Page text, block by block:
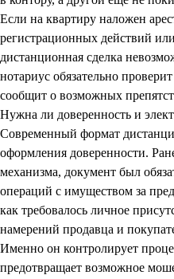
Если на квартиру наложен
регистрационных действий
дистанционная сделка
нотариус обязательно
сообщит о возможных
Нужна ли доверенность и
Современный формат
оформления доверенности.
механизма, документ был
операций с имуществом за
как требовалось личное
намерений продавца и
Именно он контролирует
предотвращает возможное